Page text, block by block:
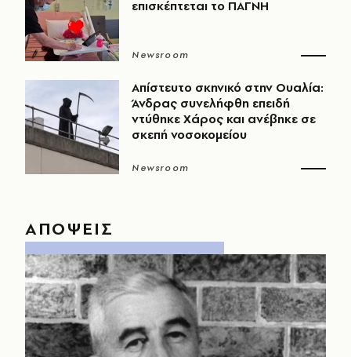
επισκέπτεται το ΠΑΓΝΗ
Newsroom
Απίστευτο σκηνικό στην Ουαλία:
Άνδρας συνελήφθη επειδή
ντύθηκε Χάρος και ανέβηκε σε
σκεπή νοσοκομείου
Newsroom
ΑΠΟΨΕΙΣ